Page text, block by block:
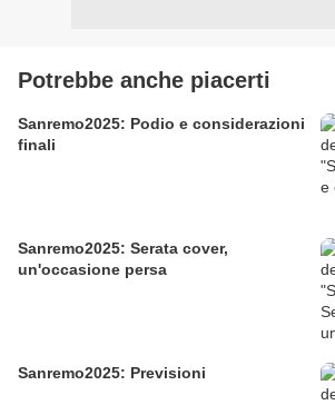
Potrebbe anche piacerti
Sanremo2025: Podio e considerazioni
finali
Sanremo2025: Serata cover,
un'occasione persa
Sanremo2025: Previsioni